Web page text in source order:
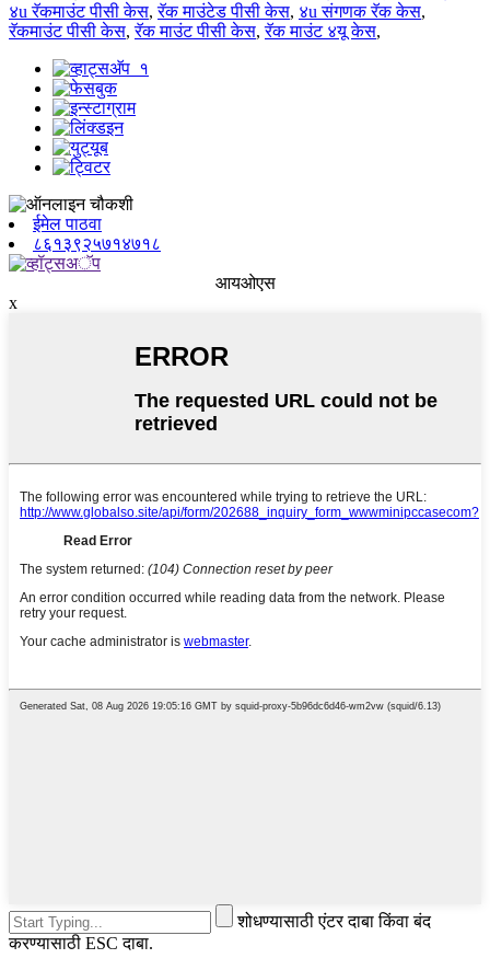
४u रॅकमाउंट पीसी केस,रॅक माउंटेड पीसी केस, ४u संगणक रॅक केस,
रॅकमाउंट पीसी केस,रॅक माउंट पीसी केस,रॅक माउंट ४यू केस,
ईमेल पाठवा
८६१३९२५७१४७१८
आयओएस
x
शोधण्यासाठी एंटर दाबा किंवा बंद
करण्यासाठी ESC दाबा.